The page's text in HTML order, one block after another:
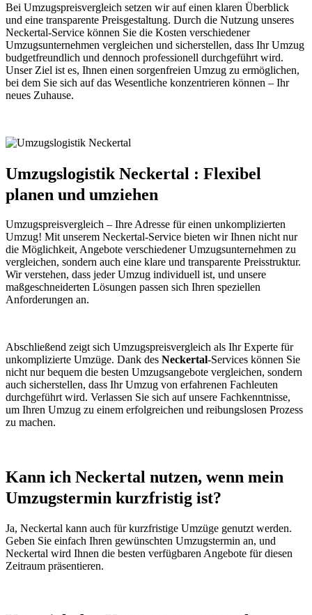
Bei Umzugspreisvergleich setzen wir auf einen klaren Überblick
und eine transparente Preisgestaltung. Durch die Nutzung unseres
Neckertal-Service können Sie die Kosten verschiedener
Umzugsunternehmen vergleichen und sicherstellen, dass Ihr Umzug
budgetfreundlich und dennoch professionell durchgeführt wird.
Unser Ziel ist es, Ihnen einen sorgenfreien Umzug zu ermöglichen,
bei dem Sie sich auf das Wesentliche konzentrieren können – Ihr
neues Zuhause.
Umzugslogistik Neckertal : Flexibel
planen und umziehen
Umzugspreisvergleich – Ihre Adresse für einen unkomplizierten
Umzug! Mit unserem Neckertal-Service bieten wir Ihnen nicht nur
die Möglichkeit, Angebote verschiedener Umzugsunternehmen zu
vergleichen, sondern auch eine klare und transparente Preisstruktur.
Wir verstehen, dass jeder Umzug individuell ist, und unsere
maßgeschneiderten Lösungen passen sich Ihren speziellen
Anforderungen an.
Abschließend zeigt sich Umzugspreisvergleich als Ihr Experte für
unkomplizierte Umzüge. Dank des Neckertal-Services können Sie
nicht nur bequem die besten Umzugsangebote vergleichen, sondern
auch sicherstellen, dass Ihr Umzug von erfahrenen Fachleuten
durchgeführt wird. Verlassen Sie sich auf unsere Fachkenntnisse,
um Ihren Umzug zu einem erfolgreichen und reibungslosen Prozess
zu machen.
Kann ich Neckertal nutzen, wenn mein
Umzugstermin kurzfristig ist?
Ja, Neckertal kann auch für kurzfristige Umzüge genutzt werden.
Geben Sie einfach Ihren gewünschten Umzugstermin an, und
Neckertal wird Ihnen die besten verfügbaren Angebote für diesen
Zeitraum präsentieren.